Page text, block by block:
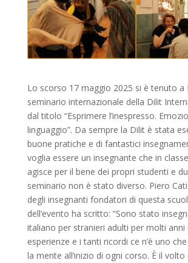
Lo scorso 17 maggio 2025 si è tenuto a
seminario internazionale della Dilit
dal titolo “Esprimere l’inespresso.
linguaggio”. Da sempre la Dilit è stata
buone pratiche e di fantastici
voglia essere un insegnante che in
agisce per il bene dei propri studenti e
seminario non è stato diverso. Piero
degli insegnanti fondatori di questa
dell’evento ha scritto: “Sono stato
italiano per stranieri adulti per molti
esperienze e i tanti ricordi ce n’è uno
la mente all’inizio di ogni corso. È il